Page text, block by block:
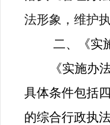
法形象，维护
二、《实
《实施办
具体条件包括
的综合行政执